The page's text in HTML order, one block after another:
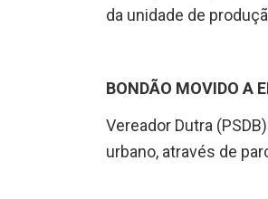
da unidade de
BONDÃO MOVIDO A
Vereador Dutra
urbano, através de